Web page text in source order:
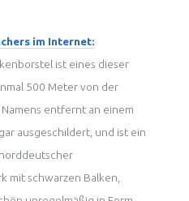
im Internet:
ist eines dieser
500 Meter von der
entfernt an einem
ausgeschildert, und ist ein
mit schwarzen Balken,